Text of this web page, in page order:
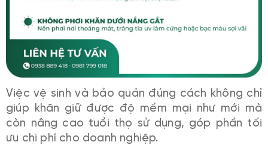
Việc vệ sinh và bảo quản đúng cách không chỉ
giúp khăn giữ được độ mềm mại như mới mà
còn nâng cao tuổi thọ sử dụng, góp phần tối
ưu chi phí cho doanh nghiệp.